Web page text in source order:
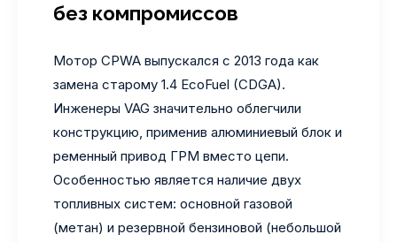
без компромиссов
Мотор CPWA выпускался с 2013 года как
замена старому 1.4 EcoFuel (CDGA).
Инженеры VAG значительно облегчили
конструкцию, применив алюминиевый блок и
ременный привод ГРМ вместо цепи.
Особенностью является наличие двух
топливных систем: основной газовой
(метан) и резервной бензиновой (небольшой